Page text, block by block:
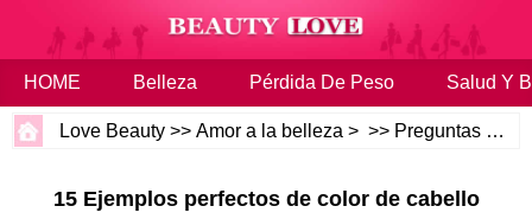
HOME Belleza Pérdida De Peso Salud Y
Love Beauty >>Amor a la belleza > >> Preguntas más frecuentes
15 Ejemplos perfectos de color de cabello